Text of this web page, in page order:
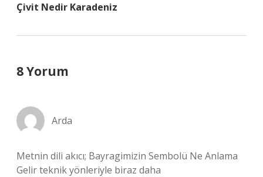
Çivit Nedir Karadeniz
8 Yorum
Arda
Metnin dili akıcı; Bayragimizin Sembolü Ne Anlama
Gelir teknik yönleriyle biraz daha